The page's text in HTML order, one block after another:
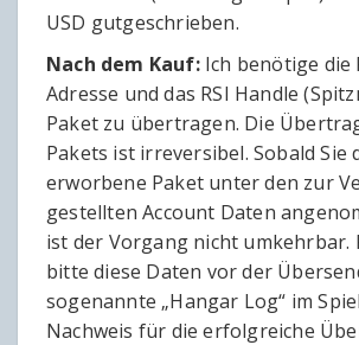
USD gutgeschrieben.
Nach dem Kauf:Ich benötige die
Adresse und das RSI Handle
Paket zu übertragen. Die
Pakets ist irreversibel. Sobald Sie
erworbene Paket unter den zur
gestellten Account Daten
ist der Vorgang nicht umkehrbar.
bitte diese Daten vor der
sogenannte „Hangar Log“ im
Nachweis für die erfolgreiche